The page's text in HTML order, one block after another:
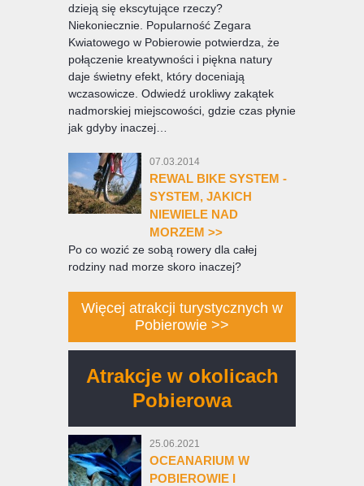
dzieją się ekscytujące rzeczy?
Niekoniecznie. Popularność Zegara
Kwiatowego w Pobierowie potwierdza, że
połączenie kreatywności i piękna natury
daje świetny efekt, który doceniają
wczasowicze. Odwiedź urokliwy zakątek
nadmorskiej miejscowości, gdzie czas płynie
jak gdyby inaczej…
07.03.2014
REWAL BIKE SYSTEM -
SYSTEM, JAKICH
NIEWIELE NAD
MORZEM >>
Po co wozić ze sobą rowery dla całej
rodziny nad morze skoro inaczej?
Więcej atrakcji turystycznych w
Pobierowie >>
Atrakcje w okolicach
Pobierowa
25.06.2021
OCEANARIUM W
POBIEROWIE I